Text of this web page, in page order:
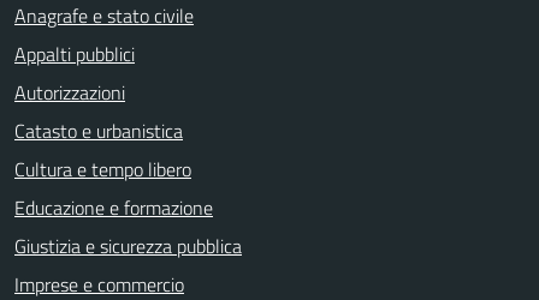
Anagrafe e stato civile
Appalti pubblici
Autorizzazioni
Catasto e urbanistica
Cultura e tempo libero
Educazione e formazione
Giustizia e sicurezza pubblica
Imprese e commercio